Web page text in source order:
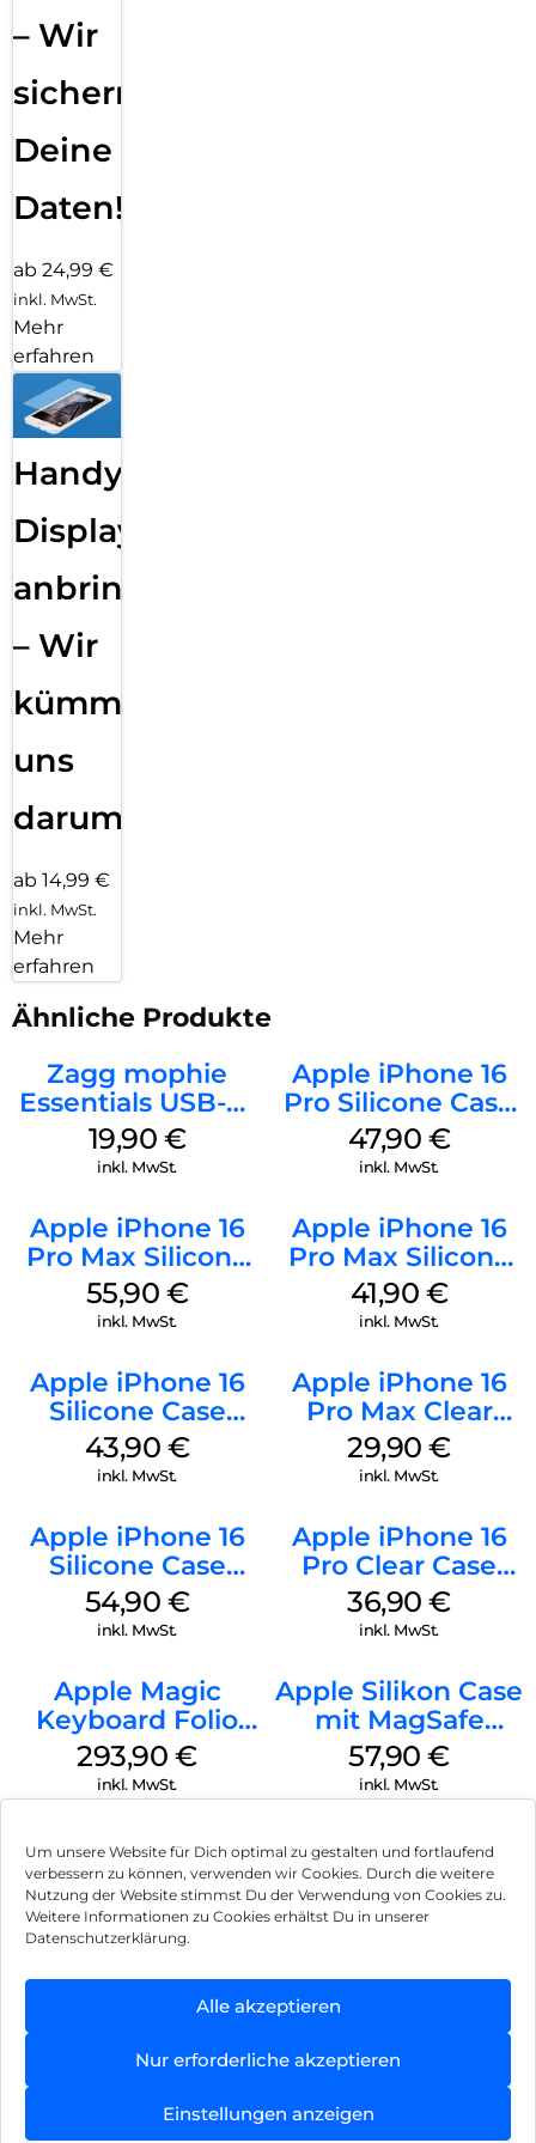
Um unsere Website für Dich optimal zu gestalten und fortlaufend
verbessern zu können, verwenden wir Cookies. Durch die weitere
Nutzung der Website stimmst Du der Verwendung von Cookies zu.
Weitere Informationen zu Cookies erhältst Du in unserer
Datenschutzerklärung.
Alle akzeptieren
Nur erforderliche akzeptieren
Einstellungen anzeigen
– Wir
sichern
Deine
Daten!
ab 24,99 €
inkl. MwSt.
Mehr
erfahren
Handy
Displayfolie
anbringen
– Wir
kümmern
uns
darum!
ab 14,99 €
inkl. MwSt.
Mehr
erfahren
Ähnliche Produkte
Zagg mophie
Essentials USB-C-
20W Charger PD
Weiß
19,90 €
inkl. MwSt.
Apple iPhone 16
Pro Silicone Case
MagSafe Denim
47,90 €
inkl. MwSt.
Apple iPhone 16
Pro Max Silicone
Case MagSafe
Stone Gray
55,90 €
inkl. MwSt.
Apple iPhone 16
Pro Max Silicone
Case MagSafe
Ultramarine
41,90 €
inkl. MwSt.
Apple iPhone 16
Silicone Case
MagSafe Plum
43,90 €
inkl. MwSt.
Apple iPhone 16
Pro Max Clear
Case MagSafe
Transparent
29,90€
inkl. MwSt.
Apple iPhone 16
Silicone Case
MagSafe Lake
Green
54,90 €
inkl. MwSt.
Apple iPhone 16
Pro Clear Case
MagSafe
Transparent
36,90€
inkl. MwSt.
Apple Magic
Keyboard Folio
iPad 10.9″ (10.Gen.)
Weiß
293,90€
inkl. MwSt.
Apple Silikon Case
mit MagSafe
iPhone 14 Pro
(PRODUCT)RED
57,90€
inkl. MwSt.
Impressum
Hinweis zur Batterieentsorgung
Newsletter